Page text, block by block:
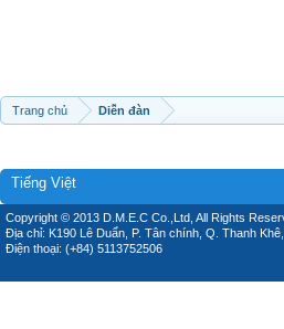
Trang chủ Diễn đàn
Tiếng Việt
Copyright © 2013 D.M.E.C Co.,Ltd, All Rights
Địa chỉ: K190 Lê Duẩn, P. Tân chính, Q. Thanh
Điện thoại: (+84) 5113752506